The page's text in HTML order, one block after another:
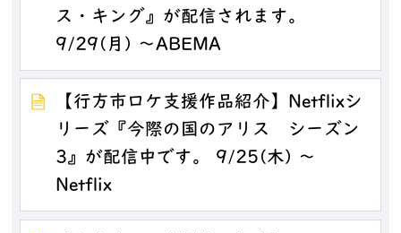
ス・キング』が配信されます。
9/29(月) ～ABEMA
【行方市ロケ支援作品紹介】Netflixシ
リーズ『今際の国のアリス シーズン
3』が配信中です。 9/25(木) ～
Netflix